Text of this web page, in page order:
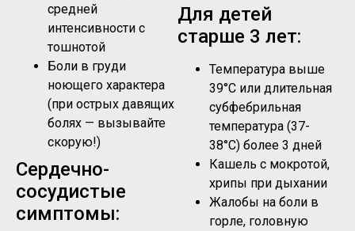
средней
интенсивности с
тошнотой
Боли в груди
ноющего характера
(при острых давящих
болях — вызывайте
скорую!)
Сердечно-
сосудистые
симптомы:
Для детей
старше 3 лет:
Температура выше
39°C или длительная
субфебрильная
температура (37-
38°C) более 3 дней
Кашель с мокротой,
хрипы при дыхании
Жалобы на боли в
горле, головную